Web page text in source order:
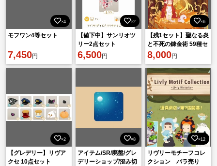
×4
モフワン4等セット
7,450円
×2
【値下中】サンリオツ
リー2点セット
6,500円
×6
【残1セット】聖なる炎
と不死の錬金術 59種セ
ット
8,000円
×2
【グレデリー】リヴア
クセ 10点セット
×8
アイテム/SR/廃盤/グレ
デリーショップ/澄み切
×12
リヴリーモチーフコレ
クション バラ売り